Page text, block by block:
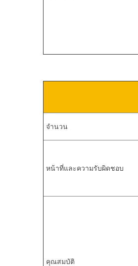
จำนวน
หน้าที่และความรับผิดชอบ
คุณสมบัติ